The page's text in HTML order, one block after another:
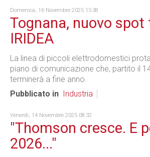
Domenica, 16 Novembre 2025 15:38
Tognana, nuovo spot
IRIDEA
La linea di piccoli elettrodomestici
piano di comunicazione che, partito il
terminerà a fine anno.
Pubblicato in
Industria
Venerdì, 14 Novembre 2025 08:32
"Thomson cresce. E
2026..."